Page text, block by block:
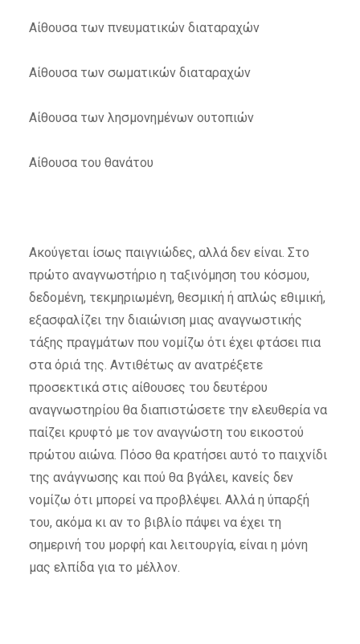
Αίθουσα των πνευματικών διαταραχών
Αίθουσα των σωματικών διαταραχών
Αίθουσα των λησμονημένων ουτοπιών
Αίθουσα του θανάτου
Ακούγεται ίσως παιγνιώδες, αλλά δεν είναι. Στο
πρώτο αναγνωστήριο η ταξινόμηση του κόσμου,
δεδομένη, τεκμηριωμένη, θεσμική ή απλώς εθιμική,
εξασφαλίζει την διαιώνιση μιας αναγνωστικής
τάξης πραγμάτων που νομίζω ότι έχει φτάσει πια
στα όριά της. Αντιθέτως αν ανατρέξετε
προσεκτικά στις αίθουσες του δευτέρου
αναγνωστηρίου θα διαπιστώσετε την ελευθερία να
παίζει κρυφτό με τον αναγνώστη του εικοστού
πρώτου αιώνα. Πόσο θα κρατήσει αυτό το παιχνίδι
της ανάγνωσης και πού θα βγάλει, κανείς δεν
νομίζω ότι μπορεί να προβλέψει. Αλλά η ύπαρξή
του, ακόμα κι αν το βιβλίο πάψει να έχει τη
σημερινή του μορφή και λειτουργία, είναι η μόνη
μας ελπίδα για το μέλλον.